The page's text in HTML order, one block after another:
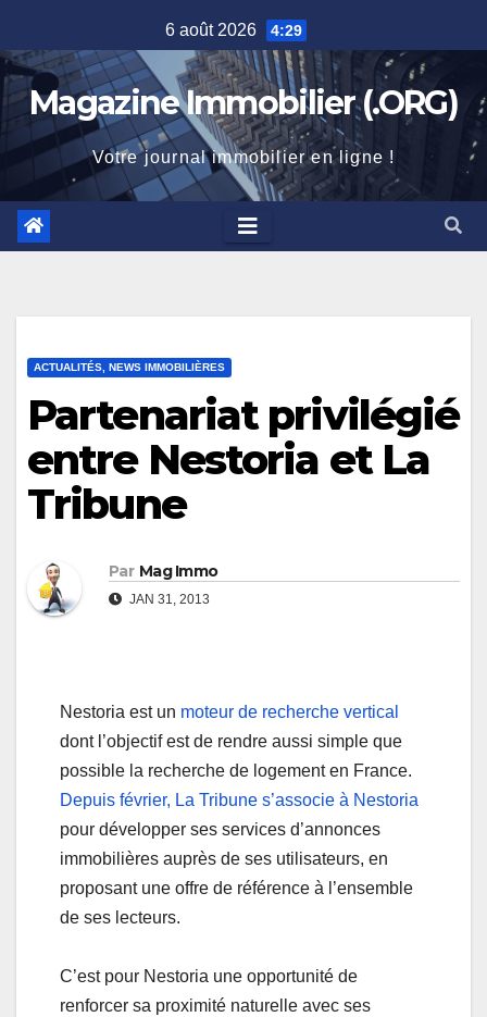
to
content
6 août 2026 4:29
Magazine Immobilier (.ORG)
Votre journal immobilier en ligne !
ACTUALITÉS, NEWS IMMOBILIÈRES
Partenariat privilégié
entre Nestoria et La
Tribune
Par Mag Immo
JAN 31, 2013
Nestoria est un moteur de recherche vertical
dont l’objectif est de rendre aussi simple que
possible la recherche de logement en France.
Depuis février, La Tribune s’associe à Nestoria
pour développer ses services d’annonces
immobilières auprès de ses utilisateurs, en
proposant une offre de référence à l’ensemble
de ses lecteurs.
C’est pour Nestoria une opportunité de
renforcer sa proximité naturelle avec ses